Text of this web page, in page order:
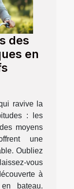
des
en
ravive la
: les
moyens
une
Oubliez
vous
à
bateau.